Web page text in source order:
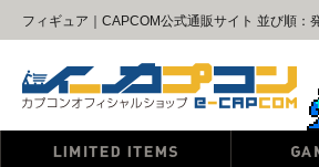
フィギュア｜CAPCOM公式通販サイト 並び順：